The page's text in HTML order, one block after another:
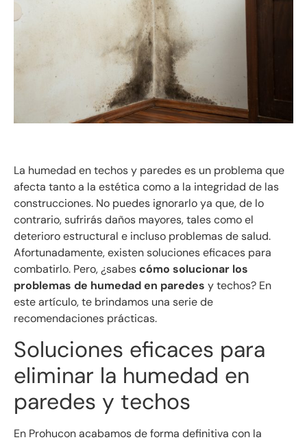
La humedad en techos y paredes es un problema que
afecta tanto a la estética como a la integridad de las
construcciones. No puedes ignorarlo ya que, de lo
contrario, sufrirás daños mayores, tales como el
deterioro estructural e incluso problemas de salud.
Afortunadamente, existen soluciones eficaces para
combatirlo. Pero, ¿sabescómo solucionar los
problemas de humedad en paredes y techos? En
este artículo, te brindamos una serie de
recomendaciones prácticas.
Soluciones eficaces para
eliminar la humedad en
paredes y techos
En Prohucon acabamos de forma definitiva con la